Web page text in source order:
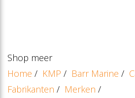
Shop meer
Home / KMP / Barr Marine /
Fabrikanten / Merken /